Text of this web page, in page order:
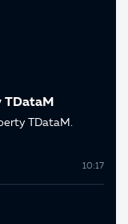
TDataM.
10:17